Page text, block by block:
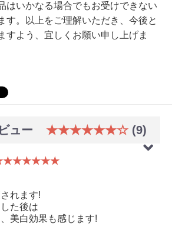
はいかなる場合でもお受けできない
す。以上をご理解いただき、今後と
すよう、宜しくお願い申し上げま
ュー ★★★★★★☆ (9)
れます!
た後は
美白効果も感じます!